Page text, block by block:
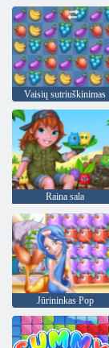
Vaisių sutriuškinimas
Raina sala
Jūrininkas Pop